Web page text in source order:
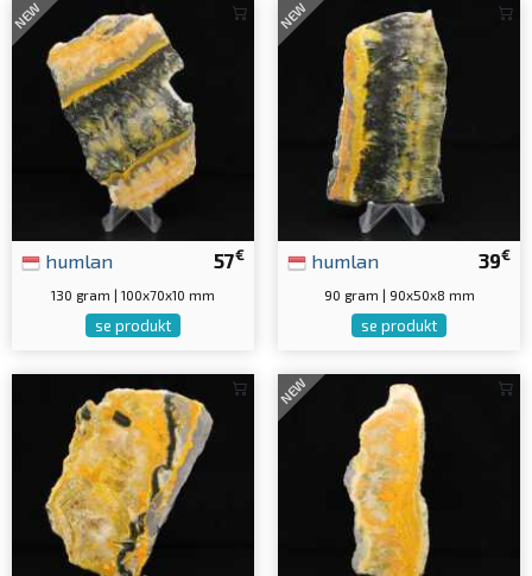
NEW
57€
humlan
130 gram | 100x70x10 mm
se produkt
NEW
39€
humlan
90 gram | 90x50x8 mm
se produkt
NEW